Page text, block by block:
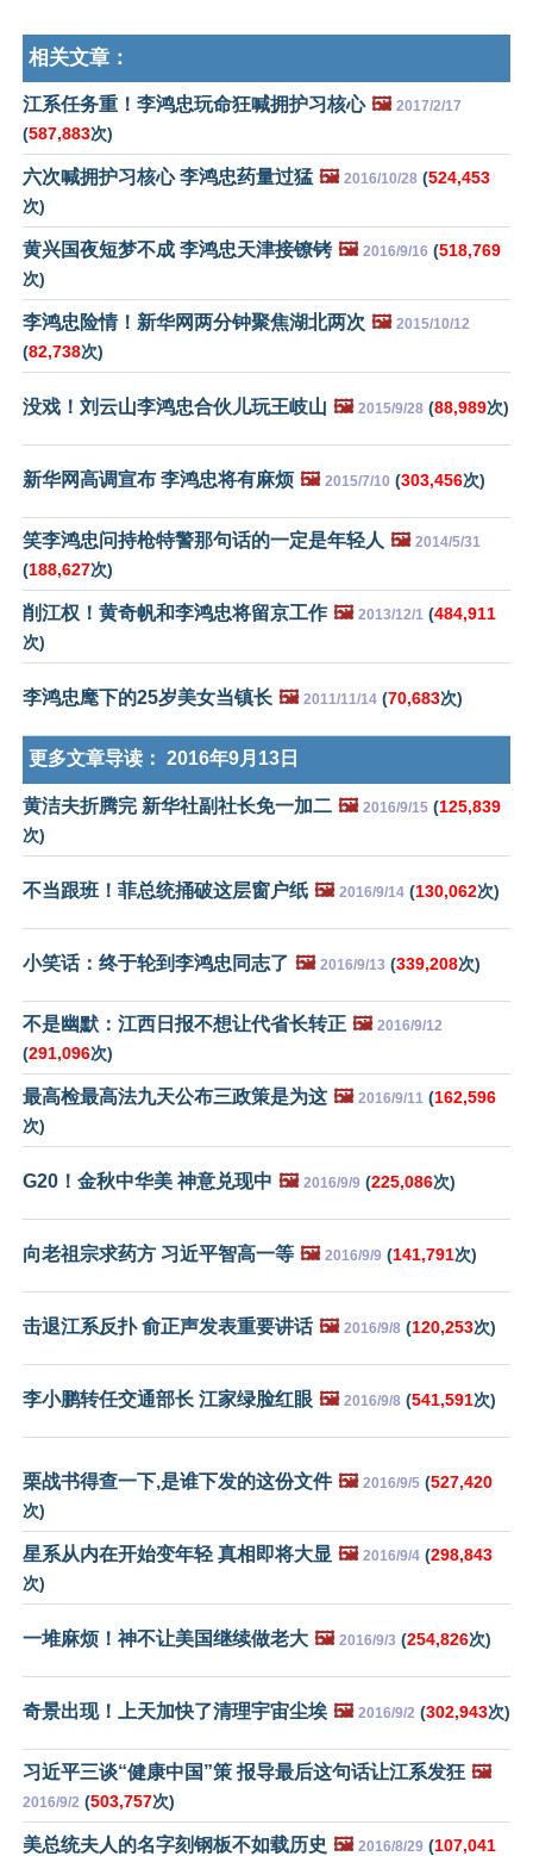
相关文章：
江系任务重！李鸿忠玩命狂喊拥护习核心 🖼️ 2017/2/17
(587,883次)
六次喊拥护习核心 李鸿忠药量过猛 🖼️ 2016/10/28 (524,453
次)
黄兴国夜短梦不成 李鸿忠天津接镣铐 🖼️ 2016/9/16 (518,769
次)
李鸿忠险情！新华网两分钟聚焦湖北两次 🖼️ 2015/10/12
(82,738次)
没戏！刘云山李鸿忠合伙儿玩王岐山 🖼️ 2015/9/28 (88,989次)
新华网高调宣布 李鸿忠将有麻烦 🖼️ 2015/7/10 (303,456次)
笑李鸿忠问持枪特警那句话的一定是年轻人 🖼️ 2014/5/31
(188,627次)
削江权！黄奇帆和李鸿忠将留京工作 🖼️ 2013/12/1 (484,911
次)
李鸿忠麾下的25岁美女当镇长 🖼️ 2011/11/14 (70,683次)
更多文章导读： 2016年9月13日
黄洁夫折腾完 新华社副社长免一加二 🖼️ 2016/9/15 (125,839
次)
不当跟班！菲总统捅破这层窗户纸 🖼️ 2016/9/14 (130,062次)
小笑话：终于轮到李鸿忠同志了 🖼️ 2016/9/13 (339,208次)
不是幽默：江西日报不想让代省长转正 🖼️ 2016/9/12
(291,096次)
最高检最高法九天公布三政策是为这 🖼️ 2016/9/11 (162,596
次)
G20！金秋中华美 神意兑现中 🖼️ 2016/9/9 (225,086次)
向老祖宗求药方 习近平智高一等 🖼️ 2016/9/9 (141,791次)
击退江系反扑 俞正声发表重要讲话 🖼️ 2016/9/8 (120,253次)
李小鹏转任交通部长 江家绿脸红眼 🖼️ 2016/9/8 (541,591次)
栗战书得查一下,是谁下发的这份文件 🖼️ 2016/9/5 (527,420
次)
星系从内在开始变年轻 真相即将大显 🖼️ 2016/9/4 (298,843
次)
一堆麻烦！神不让美国继续做老大 🖼️ 2016/9/3 (254,826次)
奇景出现！上天加快了清理宇宙尘埃 🖼️ 2016/9/2 (302,943次)
习近平三谈“健康中国”策 报导最后这句话让江系发狂 🖼️
2016/9/2 (503,757次)
美总统夫人的名字刻钢板不如载历史 🖼️ 2016/8/29 (107,041